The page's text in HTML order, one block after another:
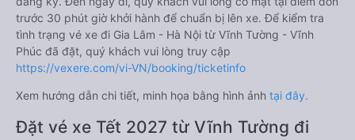
trước 30 phút giờ khởi hành để chuẩn bị lên xe. Để kiểm tra
tình trạng vé xe đi Gia Lâm - Hà Nội từ Vĩnh Tường - Vĩnh
Phúc đã đặt, quý khách vui lòng truy cập
https://vexere.com/vi-VN/booking/ticketinfo
Xem hướng dẫn chi tiết, minh họa bằng hình ảnh tại đây.
Đặt vé xe Tết 2027 từ Vĩnh Tường đi